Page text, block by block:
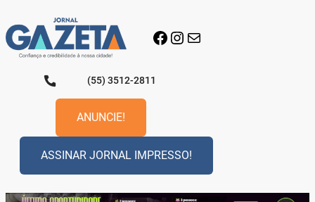
para
o
conteúdo
Facebook
Instagram
E-mail
(55) 3512-2811
ANUNCIE!
ASSINAR JORNAL IMPRESSO!